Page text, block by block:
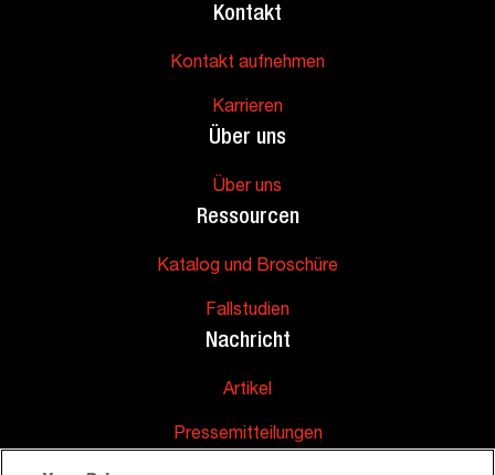
Kontakt
Kontakt aufnehmen
Karrieren
Über uns
Über uns
Ressourcen
Katalog und Broschüre
Fallstudien
Nachricht
Artikel
Pressemitteilungen